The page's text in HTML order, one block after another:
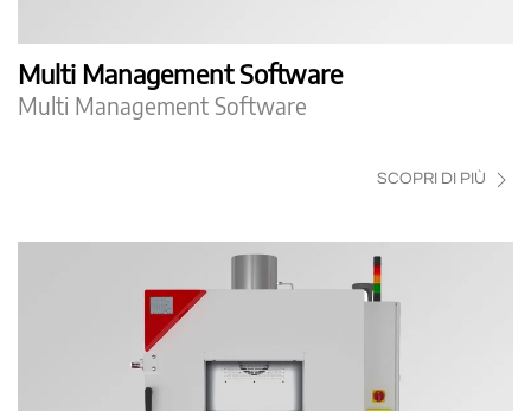
Multi Management Software
Multi Management Software
SCOPRI DI PIÙ